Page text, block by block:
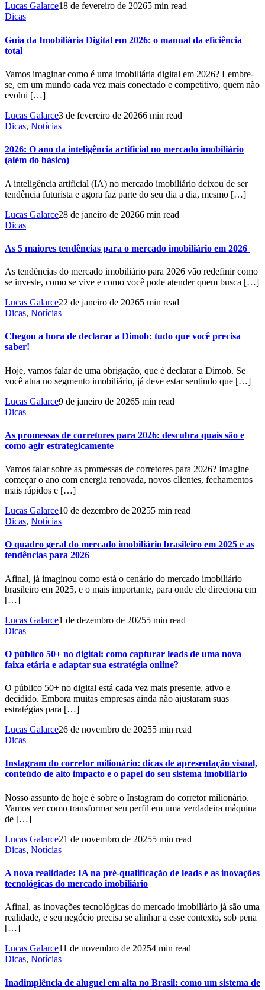
Lucas Galarce18 de fevereiro de 20265 min read
Dicas
Guia da Imobiliária Digital em 2026: o manual da eficiência
total
Vamos imaginar como é uma imobiliária digital em 2026? Lembre-
se, em um mundo cada vez mais conectado e competitivo, quem não
evolui […]
Lucas Galarce3 de fevereiro de 20266 min read
Dicas, Notícias
2026: O ano da inteligência artificial no mercado imobiliário
(além do básico)
A inteligência artificial (IA) no mercado imobiliário deixou de ser
tendência futurista e agora faz parte do seu dia a dia, mesmo […]
Lucas Galarce28 de janeiro de 20266 min read
Dicas
As 5 maiores tendências para o mercado imobiliário em 2026
As tendências do mercado imobiliário para 2026 vão redefinir como
se investe, como se vive e como você pode atender quem busca […]
Lucas Galarce22 de janeiro de 20265 min read
Dicas, Notícias
Chegou a hora de declarar a Dimob: tudo que você precisa
saber!
Hoje, vamos falar de uma obrigação, que é declarar a Dimob. Se
você atua no segmento imobiliário, já deve estar sentindo que […]
Lucas Galarce9 de janeiro de 20265 min read
Dicas
As promessas de corretores para 2026: descubra quais são e
como agir estrategicamente
Vamos falar sobre as promessas de corretores para 2026? Imagine
começar o ano com energia renovada, novos clientes, fechamentos
mais rápidos e […]
Lucas Galarce10 de dezembro de 20255 min read
Dicas, Notícias
O quadro geral do mercado imobiliário brasileiro em 2025 e as
tendências para 2026
Afinal, já imaginou como está o cenário do mercado imobiliário
brasileiro em 2025, e o mais importante, para onde ele direciona em
[…]
Lucas Galarce1 de dezembro de 20255 min read
Dicas
O público 50+ no digital: como capturar leads de uma nova
faixa etária e adaptar sua estratégia online?
O público 50+ no digital está cada vez mais presente, ativo e
decidido. Embora muitas empresas ainda não ajustaram suas
estratégias para […]
Lucas Galarce26 de novembro de 20255 min read
Dicas
Instagram do corretor milionário: dicas de apresentação visual,
conteúdo de alto impacto e o papel do seu sistema imobiliário
Nosso assunto de hoje é sobre o Instagram do corretor milionário.
Vamos ver como transformar seu perfil em uma verdadeira máquina
de […]
Lucas Galarce21 de novembro de 20255 min read
Dicas, Notícias
A nova realidade: IA na pré-qualificação de leads e as inovações
tecnológicas do mercado imobiliário
Afinal, as inovações tecnológicas do mercado imobiliário já são uma
realidade, e seu negócio precisa se alinhar a esse contexto, sob pena
[…]
Lucas Galarce11 de novembro de 20254 min read
Dicas, Notícias
Inadimplência de aluguel em alta no Brasil: como um sistema de